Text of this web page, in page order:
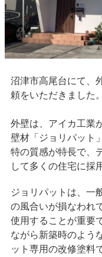
沼津市高尾台にて、
頼をいただきました。
外壁は、アイカ工業
壁材「ジョリパット
特の質感が特長で、
して多くの住宅に採
ジョリパットは、一
の風合いが損なわれ
使用することが重要
ながら新築時のよう
ット専用の改修塗料